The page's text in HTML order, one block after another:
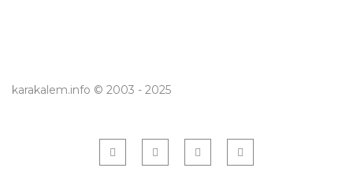
karakalem.info © 2003 - 2025